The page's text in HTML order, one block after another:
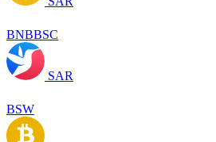
BNBBSC
SAR
BSW